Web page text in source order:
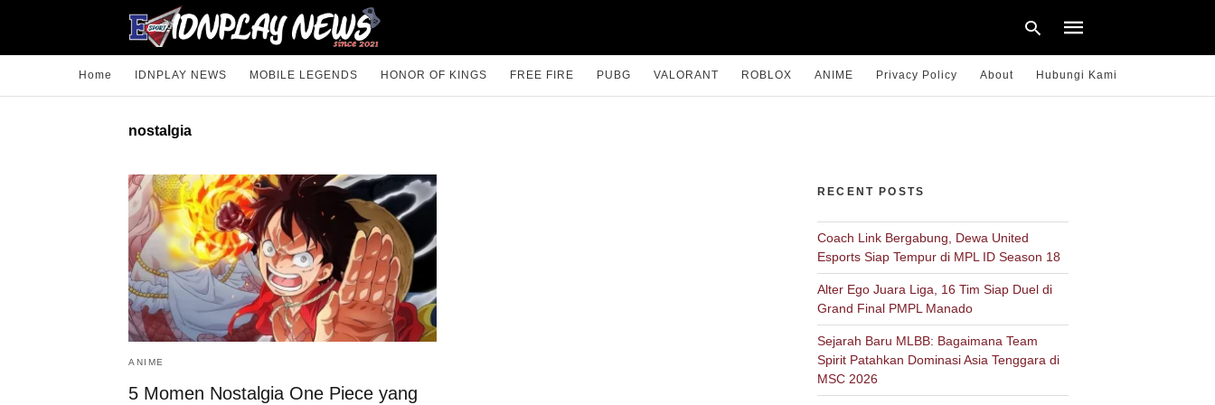
Home IDNPLAY NEWS MOBILE LEGENDS HONOR OF KINGS FREE FIRE PUBG VALORANT ROBLOX ANIME Privacy Policy About Hubungi Kami
nostalgia
ANIME
5 Momen Nostalgia One Piece yang
RECENT POSTS
Coach Link Bergabung, Dewa United
Esports Siap Tempur di MPL ID Season 18
Alter Ego Juara Liga, 16 Tim Siap Duel di
Grand Final PMPL Manado
Sejarah Baru MLBB: Bagaimana Team
Spirit Patahkan Dominasi Asia Tenggara di
MSC 2026